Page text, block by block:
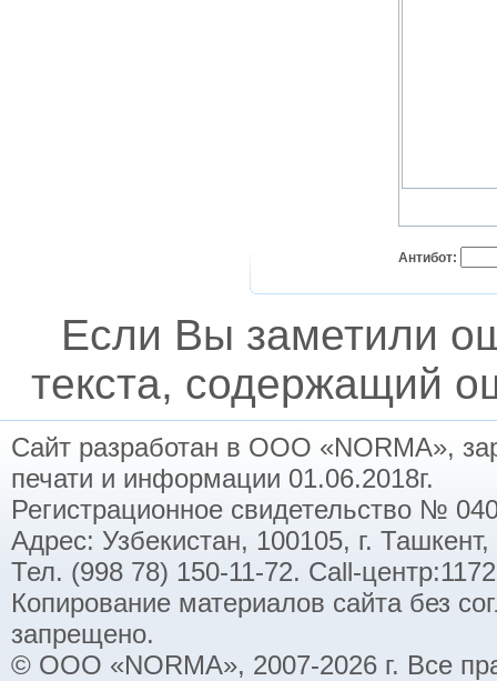
Антибот:
Если Вы заметили
текста, содержащий
Сайт разработан в ООО «NORMA»,
печати и информации 01.06.2018г.
Регистрационное свидетельство №
Адрес: Узбекистан, 100105, г.
Тел. (998 78) 150-11-72. Call-
Копирование материалов сайта без
запрещено.
© ООО «NORMA», 2007-2026 г. Все